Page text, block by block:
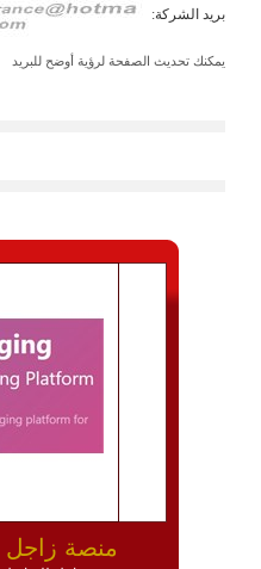
بريد الشركة:
يمكنك تحديث الصفحة لرؤية أوضح للبريد
منصة زاجل